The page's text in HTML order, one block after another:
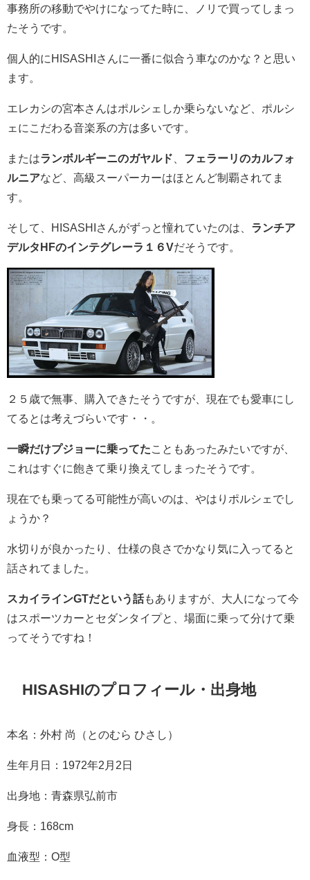
事務所の移動でやけになってた時に、ノリで買ってしまっ
たそうです。
個人的にHISASHIさんに一番に似合う車なのかな？と思い
ます。
エレカシの宮本さんはポルシェしか乗らないなど、ポルシ
ェにこだわる音楽系の方は多いです。
またはランボルギーニのガヤルド
フェラーリのカルフォ
ルニアなど、高級スーパーカーはほとんど制覇されてま
す。
そして、HISASHIさんがずっと憧れていたのは、 ランチア
デルタHFのインテグレーラ１６Vだそうです。
２５歳で無事、購入できたそうですが、現在でも愛車にし
てるとは考えづらいです・・。
一瞬だけプジョーに乗ってたこともあったみたいですが、
これはすぐに飽きて乗り換えてしまったそうです。
現在でも乗ってる可能性が高いのは、やはりポルシェでし
ょうか？
水切りが良かったり、仕様の良さでかなり気に入ってると
話されてました。
スカイラインGTだという話もありますが、大人になって今
はスポーツカーとセダンタイプと、場面に乗って分けて乗
ってそうですね！
HISASHIのプロフィール・出身地
本名：外村 尚（とのむら ひさし）
生年月日：1972年2月2日
出身地：青森県弘前市
身長：168cm
血液型：O型